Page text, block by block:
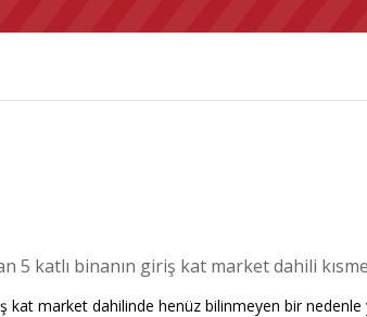
5 katlı binanın giriş kat market dahili
market dahilinde henüz bilinmeyen bir nedenle